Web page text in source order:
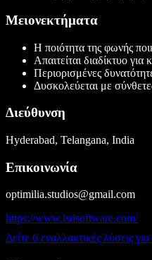
Μειονεκτήματα
Η ποιότητα της φωνής
Απαιτείται διαδίκτυο για
Περιορισμένες
Δυσκολεύεται με
Διεύθυνση
Hyderabad, Telangana, India
Επικοινωνία
optimilia.studios@gmail.com
https://www.lsdsoftware.com/
Δείτε 6 εναλλακτικές λύσεις